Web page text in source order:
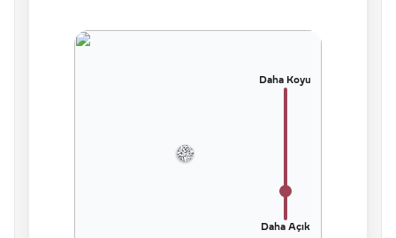
Daha Koyu
Daha Açık